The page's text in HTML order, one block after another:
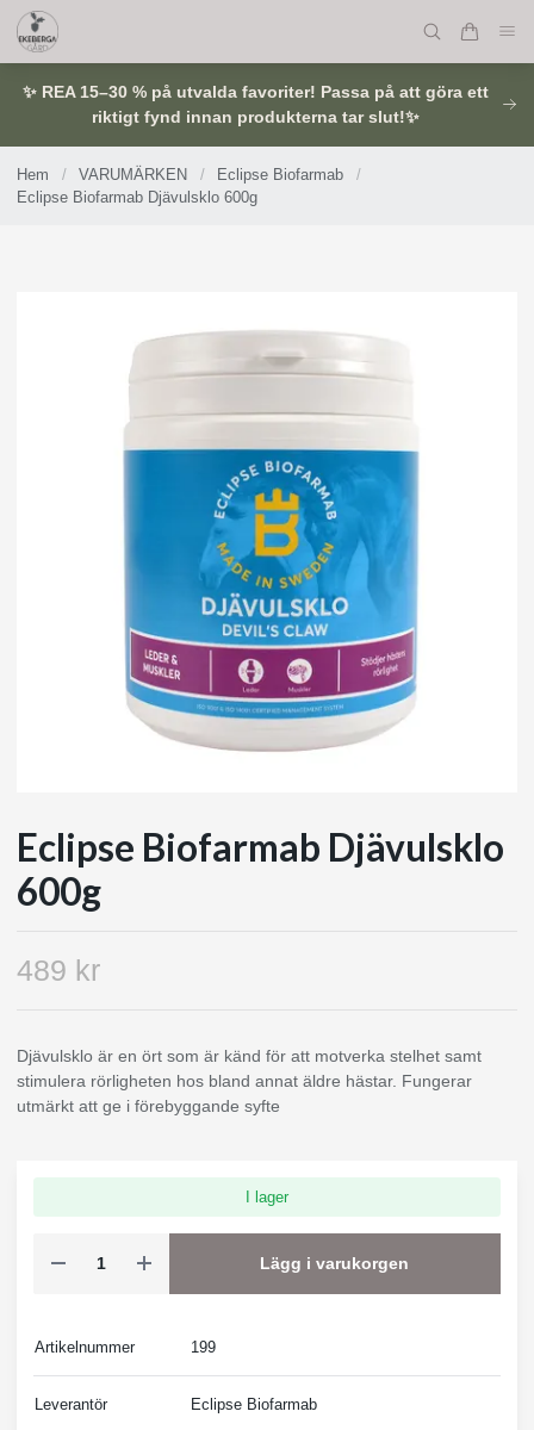
✨ REA 15–30 % på utvalda favoriter! Passa på att göra ett
riktigt fynd innan produkterna tar slut!✨
Hem / VARUMÄRKEN / Eclipse Biofarmab
/
Eclipse Biofarmab Djävulsklo 600g
Eclipse Biofarmab Djävulsklo
600g
489 kr
Djävulsklo är en ört som är känd för att motverka stelhet samt
stimulera rörligheten hos bland annat äldre hästar. Fungerar
utmärkt att ge i förebyggande syfte
I lager
Lägg i varukorgen
Artikelnummer 199
Leverantör Eclipse Biofarmab